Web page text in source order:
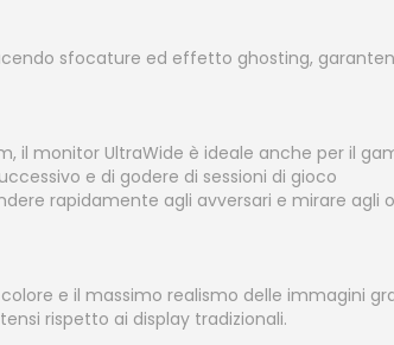
sfocature ed effetto ghosting,
il monitor UltraWide è ideale anche per il
e di godere di sessioni di gioco
rapidamente agli avversari e mirare agli
e il massimo realismo delle immagini
rispetto ai display tradizionali.